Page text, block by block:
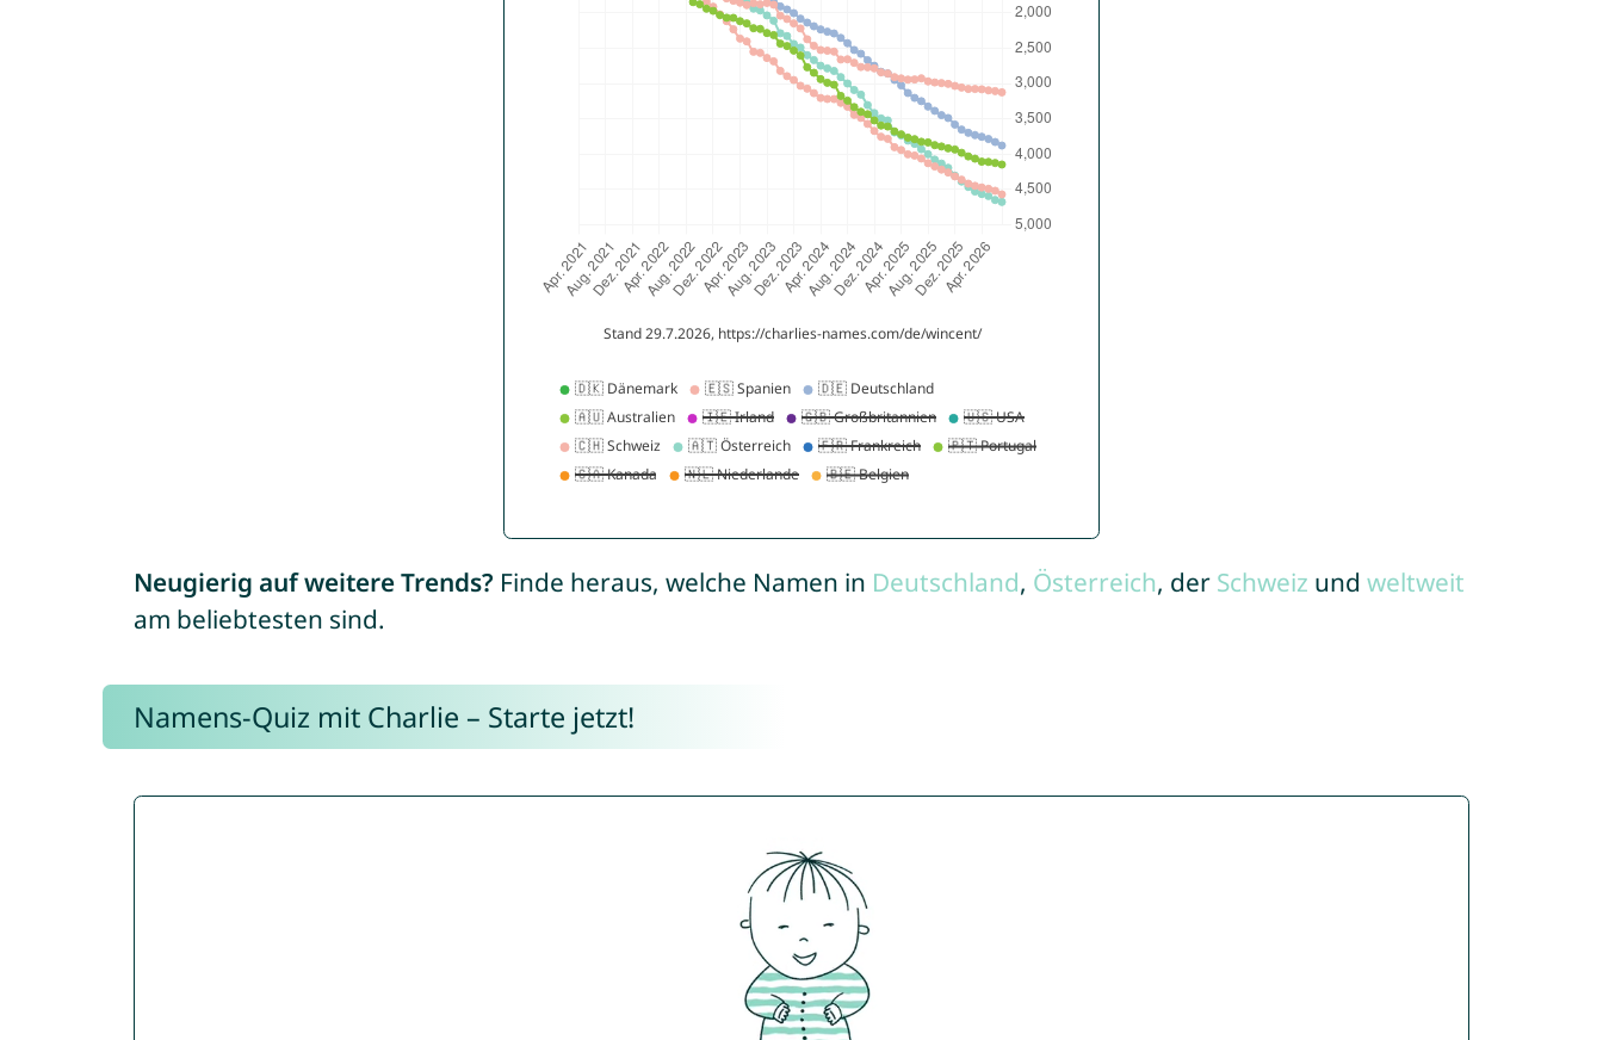
Neugierig auf weitere Trends? Finde heraus, welche Namen in Deutschland, Österreich, der Schweiz und weltweit
am beliebtesten sind.
Namens-Quiz mit Charlie – Starte jetzt!